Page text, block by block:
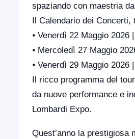
spaziando con maestria
Il Calendario dei
⦁ Venerdì 22 Maggio 2026
⦁ Mercoledì 27 Maggio
⦁ Venerdì 29 Maggio
Il ricco programma del
da nuove performance e
Lombardi Expo.
Quest’anno la prestigiosa